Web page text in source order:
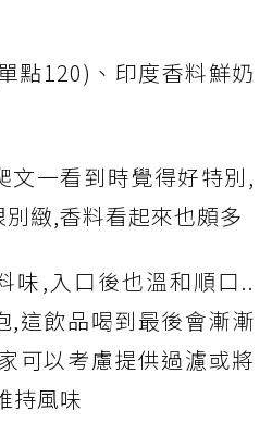
點120)、印度香料鮮奶
文一看到時覺得好特別,
緻,香料看起來也頗多
味,入口後也溫和順口..
,這飲品喝到最後會漸漸
可以考慮提供過濾或將
持風味